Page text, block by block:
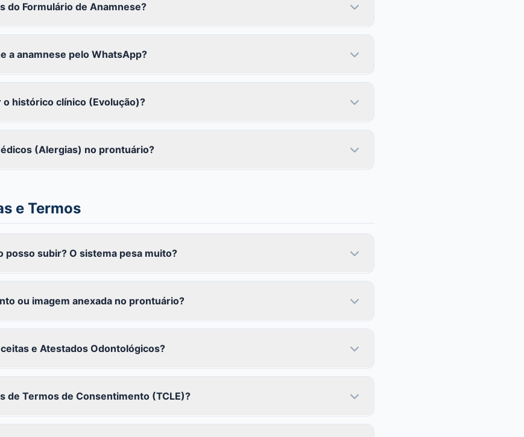
do Formulário de Anamnese?
a anamnese pelo WhatsApp?
histórico clínico (Evolução)?
(Alergias) no prontuário?
e Termos
posso subir? O sistema pesa muito?
ou imagem anexada no prontuário?
e Atestados Odontológicos?
de Termos de Consentimento (TCLE)?